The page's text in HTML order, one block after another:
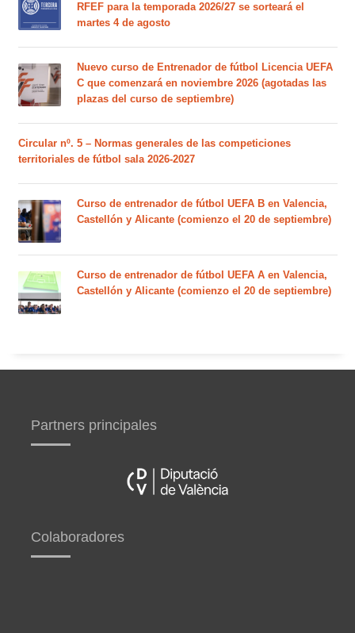
RFEF para la temporada 2026/27 se sorteará el
martes 4 de agosto
Nuevo curso de Entrenador de fútbol Licencia UEFA
C que comenzará en noviembre 2026 (agotadas las
plazas del curso de septiembre)
Circular nº. 5 – Normas generales de las competiciones
territoriales de fútbol sala 2026-2027
Curso de entrenador de fútbol UEFA B en Valencia,
Castellón y Alicante (comienzo el 20 de septiembre)
Curso de entrenador de fútbol UEFA A en Valencia,
Castellón y Alicante (comienzo el 20 de septiembre)
Partners principales
Colaboradores